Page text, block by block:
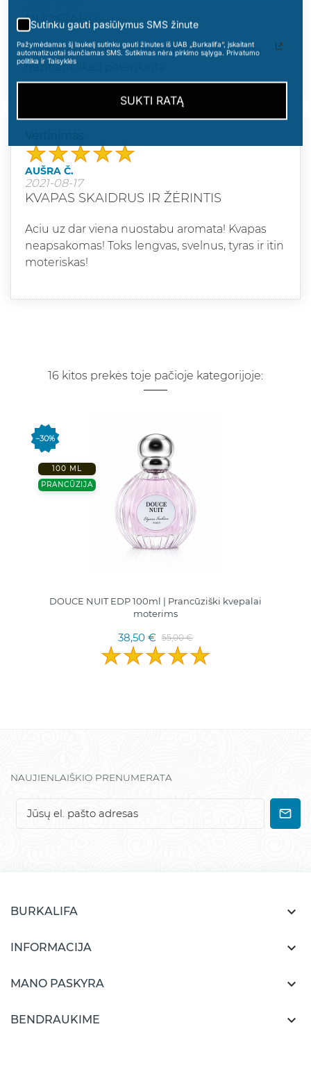
NUOSTABU
Kvapas nuostabus tikrai pirkom pirma karta
nezinant likau patenkinta.
AUŠRA Č.
2021-08-17
KVAPAS SKAIDRUS IR ŽĖRINTIS
Aciu uz dar viena nuostabu aromata! Kvapas
neapsakomas! Toks lengvas, svelnus, tyras ir itin
moteriskas!
16 kitos prekės toje pačioje kategorijoje:
−30%
100 ML
PRANCŪZIJA
DOUCE NUIT EDP 100ml | Prancūziški kvepalai
moterims
38,50 € 55,00 €
NAUJIENLAIŠKIO PRENUMERATA
BURKALIFA 
INFORMACIJA 
MANO PASKYRA 
BENDRAUKIME 
Sutinku gauti pasiūlymus SMS žinute
Pažymėdamas šį laukelį sutinku gauti žinutes iš UAB „Burkalifa“, įskaitant
automatizuotai siunčiamas SMS. Sutikimas nėra pirkimo sąlyga. Privatumo
politika ir Taisyklės
SUKTI RATĄ